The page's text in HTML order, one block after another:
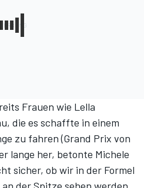
Frauen wie Lella
die es schaffte in einem
zu fahren (Grand Prix von
lange her, betonte Michele
sicher, ob wir in der Formel